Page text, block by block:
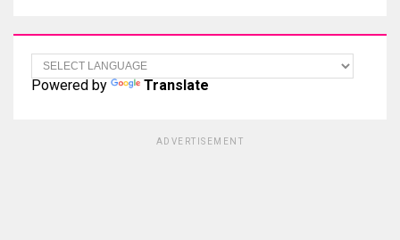
Powered by Translate
ADVERTISEMENT